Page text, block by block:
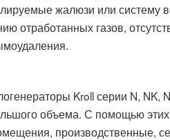
жалюзи или систему
отработанных газов,
Kroll серии N, NK,
объема. С помощью
производственные,